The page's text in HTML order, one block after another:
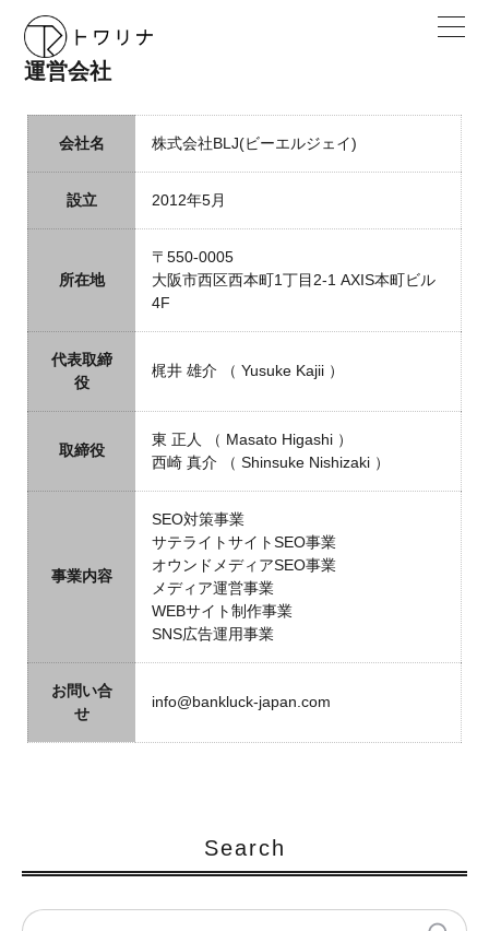
運営会社
会社名 株式会社BLJ(ビーエルジェイ)
設立 2012年5月
所在地
〒550-0005
大阪市西区西本町1丁目2-1 AXIS本町ビル
4F
代表取締
役
梶井 雄介 （ Yusuke Kajii ）
取締役
東 正人 （ Masato Higashi ）
西崎 真介 （ Shinsuke Nishizaki ）
事業内容
SEO対策事業
サテライトサイトSEO事業
オウンドメディアSEO事業
メディア運営事業
WEBサイト制作事業
SNS広告運用事業
お問い合
せ
info@bankluck-japan.com
Search